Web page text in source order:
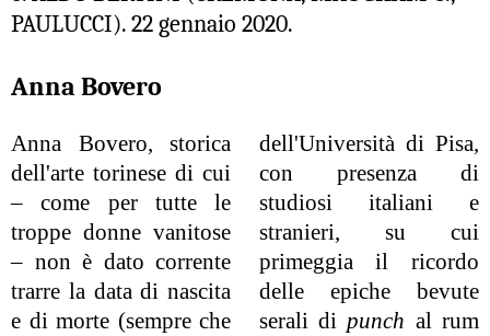
PAULUCCI). 22 gennaio 2020.
Anna Bovero
Anna Bovero, storica
dell'arte torinese di cui
– come per tutte le
troppe donne vanitose
– non è dato corrente
trarre la data di nascita
e di morte (sempre che
dell'Università di Pisa,
con presenza di
studiosi italiani e
stranieri, su cui
primeggia il ricordo
delle epiche bevute
serali dipunch al rum